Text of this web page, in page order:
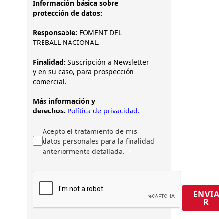
Información básica sobre
protección de datos:
Responsable: FOMENT DEL
TREBALL NACIONAL.
Finalidad: Suscripción a Newsletter
y en su caso, para prospección
comercial.
Más información y
derechos: Política de privacidad.
Acepto el tratamiento de mis
datos personales para la finalidad
anteriormente detallada.
ENVIA
R